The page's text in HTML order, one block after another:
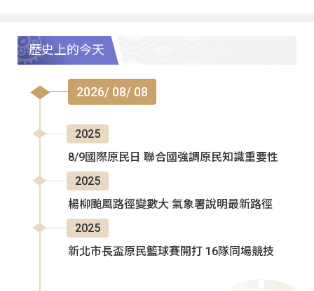
歷史上的今天
2026/ 08/ 08
2025
8/9國際原民日 聯合國強調原民知識重要性
2025
楊柳颱風路徑變數大 氣象署說明最新路徑
2025
新北市長盃原民籃球賽開打 16隊同場競技